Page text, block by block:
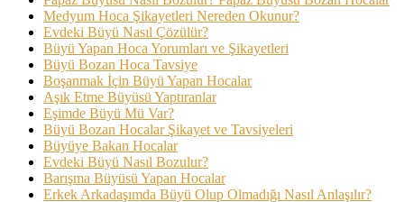
Medyum Hoca Şikayetleri Nereden Okunur?
Evdeki Büyü Nasıl Çözülür?
Büyü Yapan Hoca Yorumları ve Şikayetleri
Büyü Bozan Hoca Tavsiye
Boşanmak İçin Büyü Yapan Hocalar
Aşık Etme Büyüsü Yaptıranlar
Eşimde Büyü Mü Var?
Büyü Bozan Hocalar Şikayet ve Tavsiyeleri
Büyüye Bakan Hocalar
Evdeki Büyü Nasıl Bozulur?
Barışma Büyüsü Yapan Hocalar
Erkek Arkadaşımda Büyü Olup Olmadığı Nasıl Anlaşılır?